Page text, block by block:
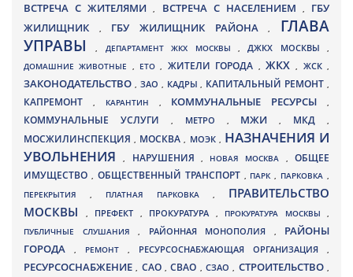
ВСТРЕЧА С ЖИТЕЛЯМИ, ВСТРЕЧА С НАСЕЛЕНИЕМ , ГБУ
ЖИЛИЩНИК
, ГБУ ЖИЛИЩНИК РАЙОНА, ГЛАВА
УПРАВЫ, ДЕПАРТАМЕНТ ЖКХ МОСКВЫ ,ДЖКХ МОСКВЫ ,
ДОМАШНИЕ ЖИВОТНЫЕ , ЕТО, ЖИТЕЛИ ГОРОДА , ЖКХ, ЖСК,
ЗАКОНОДАТЕЛЬСТВО , ЗАО , КАДРЫ, КАПИТАЛЬНЫЙ РЕМОНТ ,
КАПРЕМОНТ , КАРАНТИН , КОММУНАЛЬНЫЕ РЕСУРСЫ,
КОММУНАЛЬНЫЕ УСЛУГИ , МЕТРО , МЖИ, МКД ,
МОСЖИЛИНСПЕКЦИЯ, МОСКВА , МОЭК , НАЗНАЧЕНИЯ И
УВОЛЬНЕНИЯ, НАРУШЕНИЯ , НОВАЯ МОСКВА ,ОБЩЕЕ
ИМУЩЕСТВО , ОБЩЕСТВЕННЫЙ ТРАНСПОРТ , ПАРК, ПАРКОВКА ,
ПЕРЕКРЫТИЯ , ПЛАТНАЯ ПАРКОВКА , ПРАВИТЕЛЬСТВО
МОСКВЫ
, ПРЕФЕКТ , ПРОКУРАТУРА , ПРОКУРАТУРА МОСКВЫ ,
ПУБЛИЧНЫЕ СЛУШАНИЯ , РАЙОННАЯ МОНОПОЛИЯ , РАЙОНЫ
ГОРОДА
, РЕМОНТ , РЕСУРСОСНАБЖАЮЩАЯ ОРГАНИЗАЦИЯ ,
РЕСУРСОСНАБЖЕНИЕ, САО,СВАО ,СЗАО, СТРОИТЕЛЬСТВО,